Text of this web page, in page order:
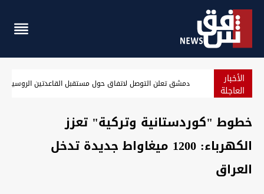
الأخبار
العاجلة قفزة جديدة للدولار في بغداد وأربيل مع إغلاق الأسواق
خطوط "كوردستانية وتركية" تعزز
الكهرباء: 1200 ميغاواط جديدة تدخل
العراق